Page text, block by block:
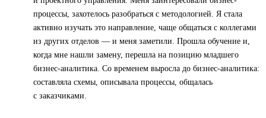
процессы, захотелось разобраться с методологией. Я стала
активно изучать это направление, чаще общаться с коллегами
из других отделов — и меня заметили. Прошла обучение и,
когда мне нашли замену, перешла на позицию младшего
бизнес-аналитика. Со временем выросла до бизнес-аналитика:
составляла схемы, описывала процессы, общалась
с заказчиками.